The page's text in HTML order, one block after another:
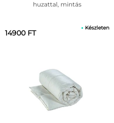
huzattal, mintás
14900 FT
Készleten